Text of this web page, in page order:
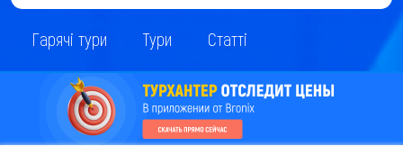
Гарячі тури Тури Статті